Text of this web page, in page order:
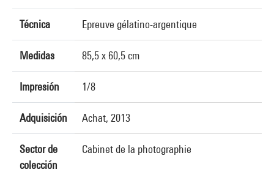
Técnica Epreuve gélatino-argentique
Medidas 85,5 x 60,5 cm
Impresión 1/8
Adquisición Achat, 2013
Sector de
colección
Cabinet de la photographie